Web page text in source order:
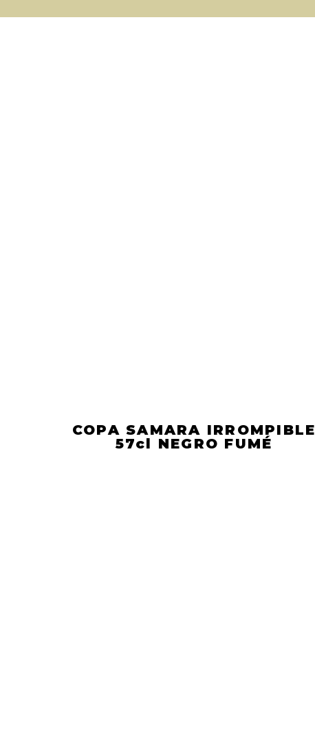
COPA SAMARA IRROMPIBLE
57cl NEGRO FUMÉ